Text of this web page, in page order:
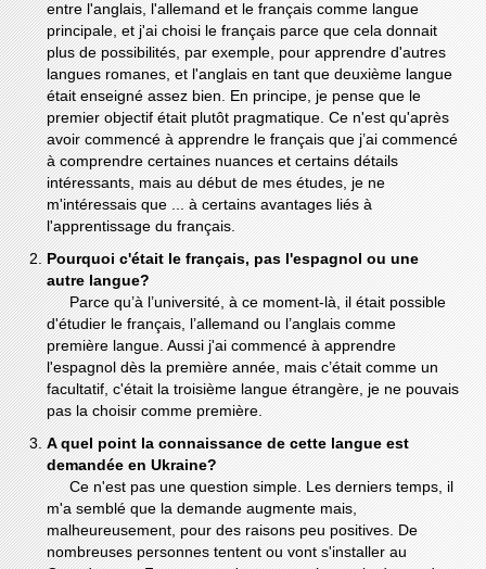
entre l'anglais, l'allemand et le français comme langue
principale, et j'ai choisi le français parce que cela donnait
plus de possibilités, par exemple, pour apprendre d'autres
langues romanes, et l'anglais en tant que deuxième langue
était enseigné assez bien. En principe, je pense que le
premier objectif était plutôt pragmatique. Ce n'est qu'après
avoir commencé à apprendre le français que j’ai commencé
à comprendre certaines nuances et certains détails
intéressants, mais au début de mes études, je ne
m'intéressais que ... à certains avantages liés à
l'apprentissage du français.
Pourquoi c'était le français, pas l'espagnol ou une
autre langue?
Parce qu’à l’université, à ce moment-là, il était possible
d'étudier le français, l’allemand ou l’anglais comme
première langue. Aussi j'ai commencé à apprendre
l'espagnol dès la première année, mais c’était comme un
facultatif, c'était la troisième langue étrangère, je ne pouvais
pas la choisir comme première.
A quel point la connaissance de cette langue est
demandée en Ukraine?
Ce n'est pas une question simple. Les derniers temps, il
m'a semblé que la demande augmente mais,
malheureusement, pour des raisons peu positives. De
nombreuses personnes tentent ou vont s'installer au